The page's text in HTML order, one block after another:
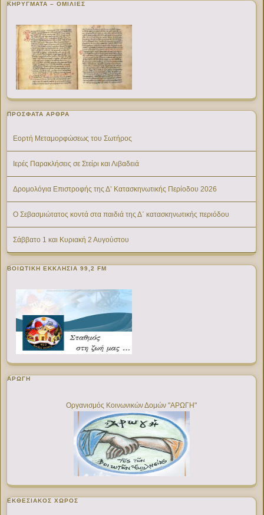
ΚΗΡΥΓΜΑΤΑ – ΟΜΙΛΙΕΣ
ΠΡΌΣΦΑΤΑ ΆΡΘΡΑ
Εορτή Μεταμορφώσεως του Σωτήρος
Ιερές Παρακλήσεις σε Στείρι και Λιβαδειά
Δρομολόγια Επιστροφής της Δ’ Κατασκηνωτικής Περίοδου 2026
Ο Σεβασμιώτατος κοντά στα παιδιά της Δ΄ κατασκηνωτικής περιόδου
Σάββατο 1 και Κυριακή 2 Αυγούστου
ΒΟΙΩΤΙΚΉ ΕΚΚΛΗΣΊΑ 99,2 FM
ΑΡΩΓΗ
Οργανισμός Κοινωνικών Δομών "ΑΡΩΓΗ"
ΕΚΘΕΣΙΑΚΌΣ ΧΏΡΟΣ